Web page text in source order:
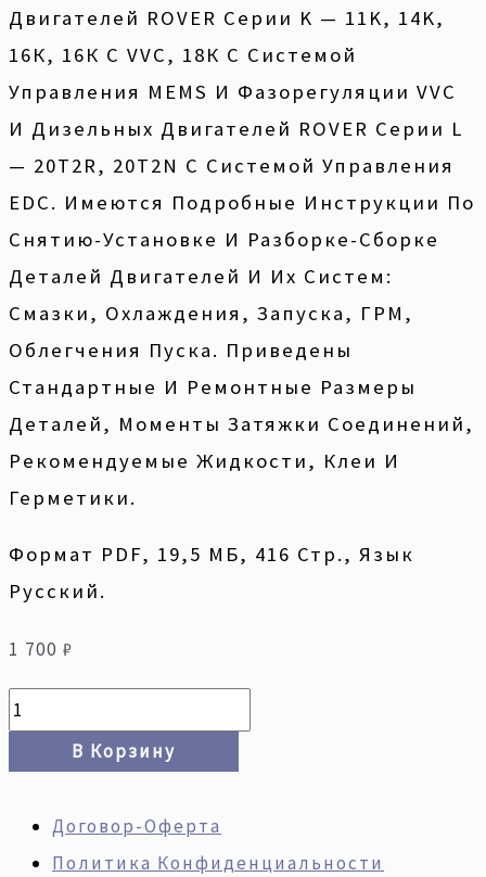
Двигателей ROVER Серии K — 11K, 14K,
16К, 16К C VVC, 18К С Системой
Управления MEMS И Фазорегуляции VVC
И Дизельных Двигателей ROVER Серии L
— 20T2R, 20T2N С Системой Управления
EDC. Имеются Подробные Инструкции По
Снятию-Установке И Разборке-Сборке
Деталей Двигателей И Их Систем:
Смазки, Охлаждения, Запуска, ГРМ,
Облегчения Пуска. Приведены
Стандартные И Ремонтные Размеры
Деталей, Моменты Затяжки Соединений,
Рекомендуемые Жидкости, Клеи И
Герметики.
Формат PDF, 19,5 МБ, 416 Стр., Язык
Русский.
1 700 ₽
В Корзину
Договор-Оферта
Политика Конфиденциальности